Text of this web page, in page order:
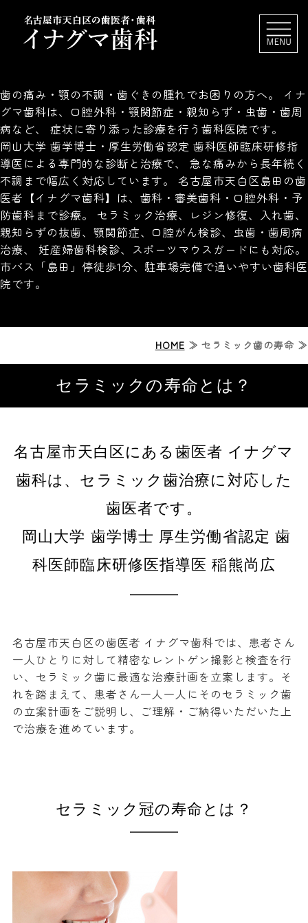
歯の痛み・顎の不調・歯ぐきの腫れでお困りの方へ。 イナ
グマ歯科は、口腔外科・顎関節症・親知らず・虫歯・歯周
病など、 症状に寄り添った診療を行う歯科医院です。
岡山大学 歯学博士・厚生労働省認定 歯科医師臨床研修指
導医による専門的な診断と治療で、 急な痛みから長年続く
不調まで幅広く対応しています。 名古屋市天白区島田の歯
医者【イナグマ歯科】は、歯科・審美歯科・口腔外科・予
防歯科まで診療。 セラミック治療、レジン修復、入れ歯、
親知らずの抜歯、顎関節症、口腔がん検診、虫歯・歯周病
治療、 妊産婦歯科検診、スポーツマウスガードにも対応。
市バス「島田」停徒歩1分、駐車場完備で通いやすい歯科医
院です。
ジルコニアセラミック治療
症例紹介
診療案内
診療時間・アクセス
HOME ≫ セラミック歯の寿命 ≫
セラミックの寿命とは？
名古屋市天白区にある歯医者 イナグマ
歯科は、セラミック歯治療に対応した
歯医者です。
岡山大学 歯学博士 厚生労働省認定 歯
科医師臨床研修医指導医 稲熊尚広
名古屋市天白区の歯医者 イナグマ歯科では、患者さん
一人ひとりに対して精密なレントゲン撮影と検査を行
い、セラミック歯に最適な治療計画を立案します。そ
れを踏まえて、患者さん一人一人にそのセラミック歯
の立案計画をご説明し、ご理解・ご納得いただいた上
で治療を進めています。
セラミック冠の寿命とは？